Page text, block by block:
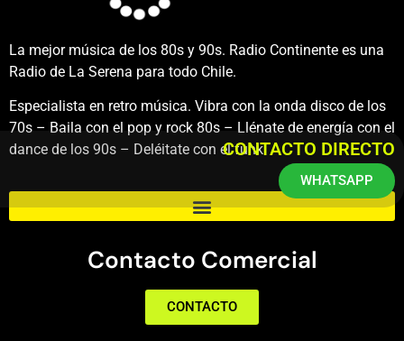
La mejor música de los 80s y 90s. Radio Continente es una
Radio de La Serena para todo Chile.
Especialista en retro música. Vibra con la onda disco de los
70s – Baila con el pop y rock 80s – Llénate de energía con el
dance de los 90s – Deléitate con el funk.
Contacto Comercial
CONTACTO
CONTACTO DIRECTO
WHATSAPP